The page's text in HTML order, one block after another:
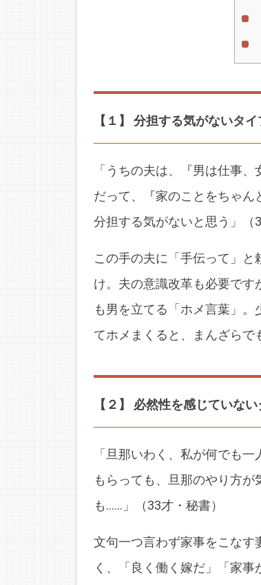
【１】 分担する気がないタイ
「うちの夫は、『男は仕事
だって、『家のことをちゃん
分担する気がないと思う」（
この手の夫に「手伝って」
け。夫の意識改革も必要で
も男を立てる「ホメ言葉」
てホメまくると、まんざらで
【２】 必然性を感じていな
「旦那いわく、私が何でも
もらっても、旦那のやり方
も……」（33才・秘書）
文句一つ言わず家事をこなす
く、「良く働く嫁だ」「家事